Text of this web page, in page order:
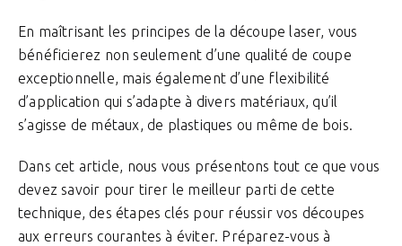
En maîtrisant les principes de la découpe laser, vous
bénéficierez non seulement d’une qualité de coupe
exceptionnelle, mais également d’une flexibilité
d’application qui s’adapte à divers matériaux, qu’il
s’agisse de métaux, de plastiques ou même de bois.
Dans cet article, nous vous présentons tout ce que vous
devez savoir pour tirer le meilleur parti de cette
technique, des étapes clés pour réussir vos découpes
aux erreurs courantes à éviter. Préparez-vous à